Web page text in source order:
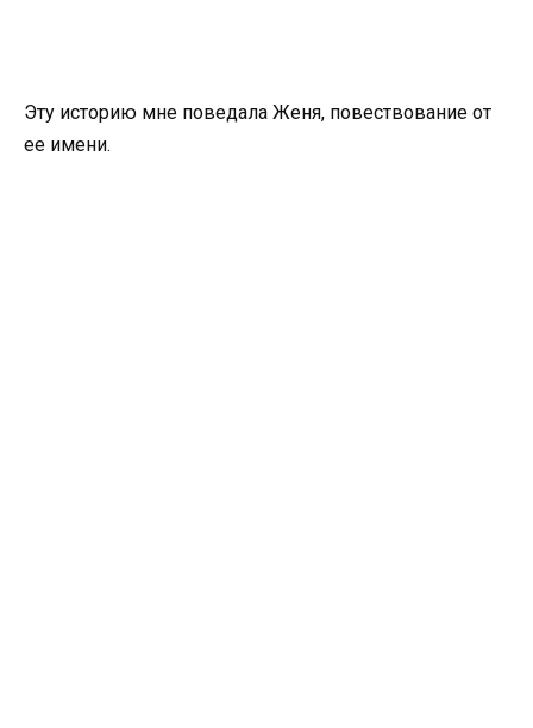
Эту историю мне поведала Женя, повествование от
ее имени.